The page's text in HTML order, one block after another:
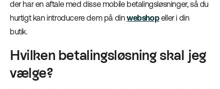
der har en aftale med disse mobile betalingsløsninger, så du
hurtigt kan introducere dem på dinwebshopeller i din
butik.
Hvilken betalingsløsning skal jeg
vælge?